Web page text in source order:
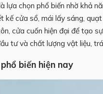
lựa chọn phổ biến nhờ khả
kế cửa sổ, mái lấy sáng,
cửa cuốn hiện đại để tạo
tư và chất lượng vật liệu,
biến hiện nay